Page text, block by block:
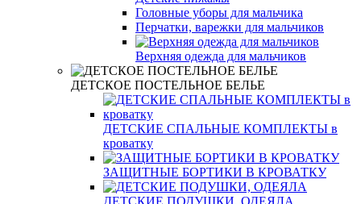
Головные уборы для мальчика
Перчатки, варежки для мальчиков
Верхняя одежда для мальчиков
ДЕТСКОЕ ПОСТЕЛЬНОЕ БЕЛЬЕ
ДЕТСКИЕ СПАЛЬНЫЕ КОМПЛЕКТЫ в
кроватку
ЗАЩИТНЫЕ БОРТИКИ В КРОВАТКУ
ДЕТСКИЕ ПОДУШКИ, ОДЕЯЛА